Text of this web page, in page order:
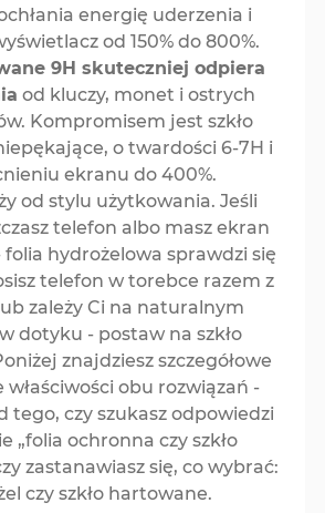
energię uderzenia i
od 150% do 800%.
9H skuteczniej odpiera
od kluczy, monet i ostrych
Kompromisem jest szkło
o twardości 6-7H i
ekranu do 400%.
od stylu użytkowania. Jeśli
telefon albo masz ekran
hydrożelowa sprawdzi się
telefon w torebce razem z
zależy Ci na naturalnym
dotyku - postaw na szkło
znajdziesz szczegółowe
obu rozwiązań -
tego, czy szukasz odpowiedzi
„folia ochronna czy szkło
zastanawiasz się, co wybrać:
czy szkło hartowane.